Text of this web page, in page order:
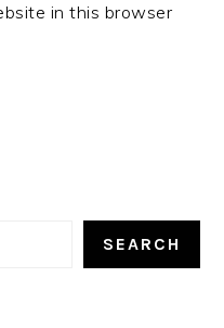
in this browser
SEARCH